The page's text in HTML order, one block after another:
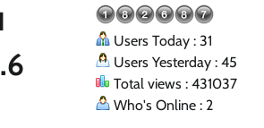
Users Today : 31
Users Yesterday : 45
Total views : 431037
Who's Online : 2